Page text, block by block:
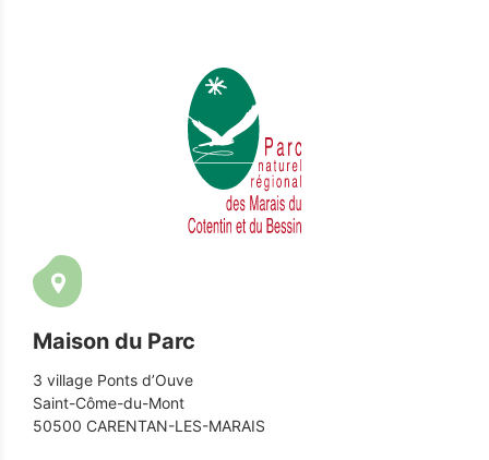
Maison du Parc
3 village Ponts d’Ouve
Saint-Côme-du-Mont
50500 CARENTAN-LES-MARAIS